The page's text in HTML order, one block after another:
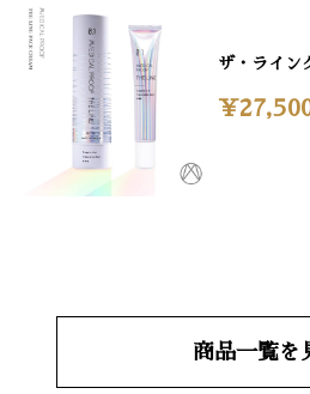
ザ・ライン
商品一覧を